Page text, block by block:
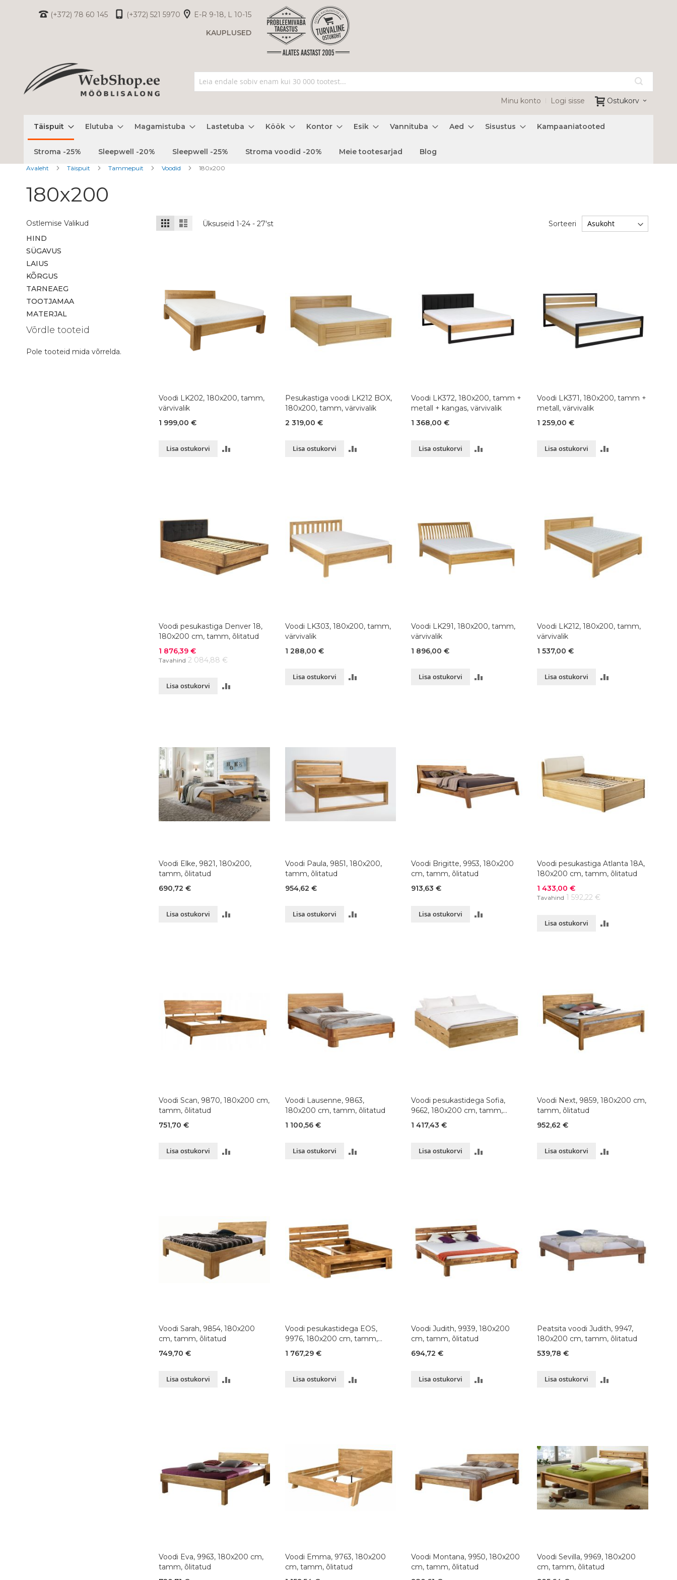
(+372) 78 60 145 (+372) 521 5970
E-R 9-18, L 10-15
KAUPLUSED
Ostukorv
Minu konto Logi sisse
Täispuit Elutuba Magamistuba Lastetuba Köök Kontor Esik Vannituba Aed Sisustus Kampaaniatooted
Stroma -25% Sleepwell -20% Sleepwell -25% Stroma voodid -20% Meie tootesarjad Blog
Avaleht Täispuit Tammepuit Voodid 180x200
180x200
Kuvamisviis
Ruudustik
NimekiriÜksuseid1-24 -27'st Sorteeri
Voodi LK202, 180x200, tamm,
värvivalik
1 999,00 €
Lisa ostukorvi
Pesukastiga voodi LK212 BOX,
180x200, tamm, värvivalik
2 319,00 €
Lisa ostukorvi
Voodi LK372, 180x200, tamm +
metall + kangas, värvivalik
1 368,00 €
Lisa ostukorvi
Voodi LK371, 180x200, tamm +
metall, värvivalik
1 259,00 €
Lisa ostukorvi
Voodi pesukastiga Denver 18,
180x200 cm, tamm, õlitatud
Soodushind
1 876,39 €
Tavahind 2 084,88 €
Lisa ostukorvi
Voodi LK303, 180x200, tamm,
värvivalik
1 288,00 €
Lisa ostukorvi
Voodi LK291, 180x200, tamm,
värvivalik
1 896,00 €
Lisa ostukorvi
Voodi LK212, 180x200, tamm,
värvivalik
1 537,00 €
Lisa ostukorvi
Voodi Elke, 9821, 180x200,
tamm, õlitatud
690,72 €
Lisa ostukorvi
Voodi Paula, 9851, 180x200,
tamm, õlitatud
954,62 €
Lisa ostukorvi
Voodi Brigitte, 9953, 180x200
cm, tamm, õlitatud
913,63 €
Lisa ostukorvi
Voodi pesukastiga Atlanta 18A,
180x200 cm, tamm, õlitatud
Soodushind
1 433,00 €
Tavahind 1 592,22 €
Lisa ostukorvi
Voodi Scan, 9870, 180x200 cm,
tamm, õlitatud
751,70 €
Lisa ostukorvi
Voodi Lausenne, 9863,
180x200 cm, tamm, õlitatud
1 100,56 €
Lisa ostukorvi
Voodi pesukastidega Sofia,
9662, 180x200 cm, tamm,
õlitatud
1 417,43 €
Lisa ostukorvi
Voodi Next, 9859, 180x200 cm,
tamm, õlitatud
952,62 €
Lisa ostukorvi
Voodi Sarah, 9854, 180x200
cm, tamm, õlitatud
749,70 €
Lisa ostukorvi
Voodi pesukastidega EOS,
9976, 180x200 cm, tamm,
õlitatud
1 767,29 €
Lisa ostukorvi
Voodi Judith, 9939, 180x200
cm, tamm, õlitatud
694,72 €
Lisa ostukorvi
Peatsita voodi Judith, 9947,
180x200 cm, tamm, õlitatud
539,78 €
Lisa ostukorvi
Voodi Eva, 9963, 180x200 cm,
tamm, õlitatud
Voodi Emma, 9763, 180x200
cm, tamm, õlitatud
Voodi Montana, 9950, 180x200
cm, tamm, õlitatud
Voodi Sevilla, 9969, 180x200
cm, tamm, õlitatud
Ostlemise Valikud
HIND
SÜGAVUS
LAIUS
KÕRGUS
TARNEAEG
TOOTJAMAA
MATERJAL
Võrdle tooteid
Pole tooteid mida võrrelda.